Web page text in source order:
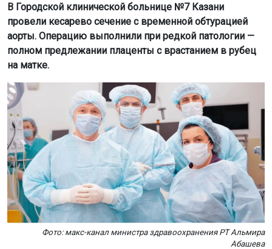
В Городской клинической больнице №7 Казани
провели кесарево сечение с временной обтурацией
аорты. Операцию выполнили при редкой патологии —
полном предлежании плаценты с врастанием в рубец
на матке.
Фото: макс-канал министра здравоохранения РТ Альмира
Абашева